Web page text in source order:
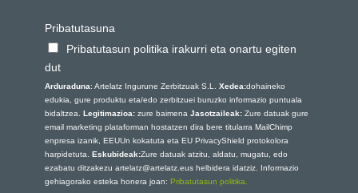
Pribatutasuna
Pribatutasun politika irakurri eta onartu egiten
dut
Arduraduna: Artelatz Ingurune Zerbitzuak S.L. Xedea:dohaineko
edukia, gure produktu eta/edo zerbitzuei buruzko informazio puntuala
bidaltzea. Legitimazioa:zure baimena Jasotzaileak: Zure datuak gure
email marketing plataforman hostatzen dira bere titularra MailChimp
enpresa izanik, EEUUn kokatuta eta EU PrivacyShield protokolora
harpidetuta. Eskubideak:Zure datuak atzitu, aldatu, mugatu, edo
ezabatu ditzakezu artelatz@artelatz.eus helbidera idatziz. Informazio
gehiagorako esteka honera joan: Pribatutasun politika.